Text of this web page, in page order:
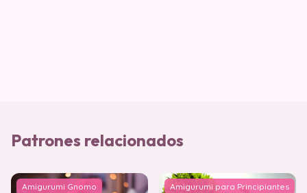
Patrones relacionados
Amigurumi Gnomo Amigurumi para Principiantes